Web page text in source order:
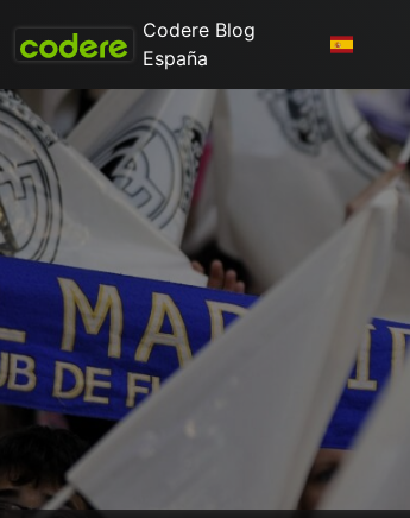
Codere Blog
España